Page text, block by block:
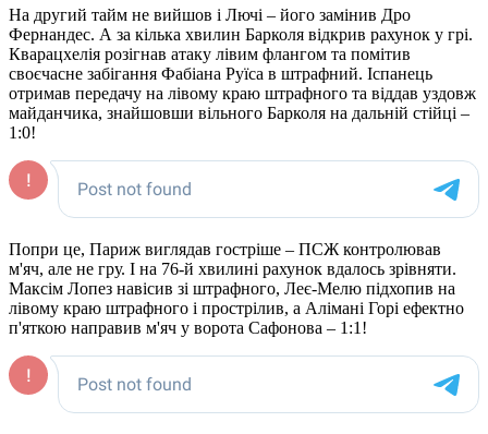
На другий тайм не вийшов і Лючі – його замінив Дро
Фернандес. А за кілька хвилин Барколя відкрив рахунок у грі.
Кварацхелія розігнав атаку лівим флангом та помітив
своєчасне забігання Фабіана Руїса в штрафний. Іспанець
отримав передачу на лівому краю штрафного та віддав уздовж
майданчика, знайшовши вільного Барколя на дальній стійці –
1:0!
Попри це, Париж виглядав гостріше – ПСЖ контролював
м'яч, але не гру. І на 76-й хвилині рахунок вдалось зрівняти.
Максім Лопез навісив зі штрафного, Леє-Мелю підхопив на
лівому краю штрафного і прострілив, а Алімані Горі ефектно
п'яткою направив м'яч у ворота Сафонова – 1:1!